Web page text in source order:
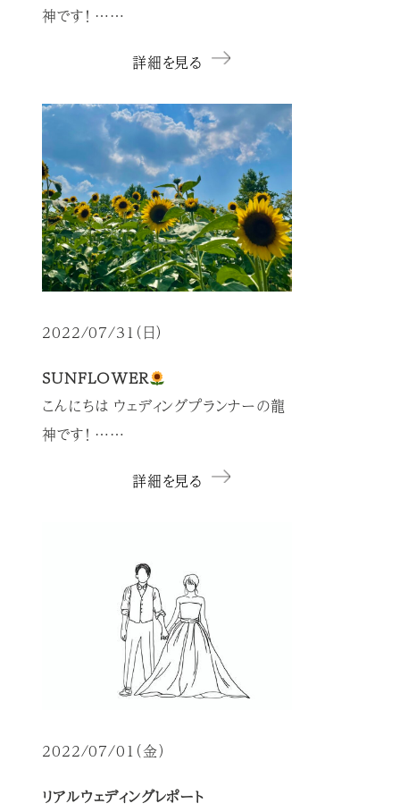
神です！ ……
詳細を見る
2022/07/31（日）
SUNFLOWER
こんにちは ウェディングプランナーの龍
神です！ ……
詳細を見る
2022/07/01（金）
リアルウェディングレポート